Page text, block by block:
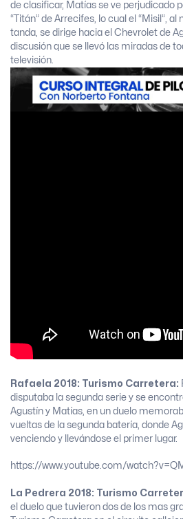
de clasificar, Matías se ve perjudicado
“Titán” de Arrecifes, lo cual el “Misil”,
tanda, se dirige hacia el Chevrolet de
discusión que se llevó las miradas de
televisión.
Rafaela 2018: Turismo Carretera:
disputaba la segunda serie y se
Agustín y Matías, en un duelo
vueltas de la segunda batería, donde
venciendo y llevándose el primer lugar.
https://www.youtube.com/
La Pedrera 2018: Turismo
el duelo que tuvieron dos de los mas